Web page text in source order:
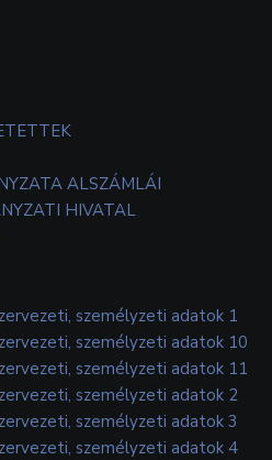
ALSZÁMLÁI
HIVATAL
személyzeti adatok 1
személyzeti adatok 10
személyzeti adatok 11
személyzeti adatok 2
személyzeti adatok 3
személyzeti adatok 4